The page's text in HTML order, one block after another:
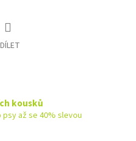
kousků
až se 40% slevou